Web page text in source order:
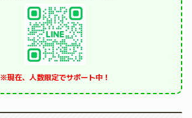
※現在、人数限定でサポート中！